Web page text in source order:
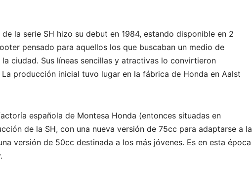
la serie SH hizo su debut en 1984, estando disponible en 2
pensado para aquellos los que buscaban un medio de
ciudad. Sus líneas sencillas y atractivas lo convirtieron
producción inicial tuvo lugar en la fábrica de Honda en Aalst
española de Montesa Honda (entonces situadas en
de la SH, con una nueva versión de 75cc para adaptarse a la
versión de 50cc destinada a los más jóvenes. Es en esta época